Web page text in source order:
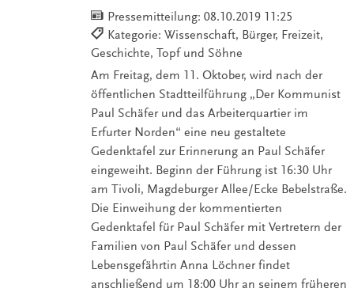
Pressemitteilung: 08.10.2019 11:25
Kategorie: Wissenschaft, Bürger, Freizeit,
Geschichte, Topf und Söhne
Am Freitag, dem 11. Oktober, wird nach der
öffentlichen Stadtteilführung „Der Kommunist
Paul Schäfer und das Arbeiterquartier im
Erfurter Norden“ eine neu gestaltete
Gedenktafel zur Erinnerung an Paul Schäfer
eingeweiht. Beginn der Führung ist 16:30 Uhr
am Tivoli, Magdeburger Allee/Ecke Bebelstraße.
Die Einweihung der kommentierten
Gedenktafel für Paul Schäfer mit Vertretern der
Familien von Paul Schäfer und dessen
Lebensgefährtin Anna Löchner findet
anschließend um 18:00 Uhr an seinem früheren